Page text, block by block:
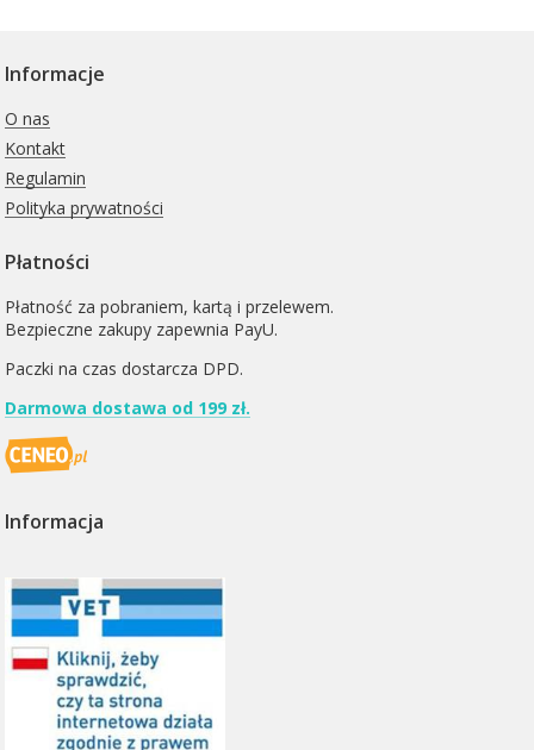
Informacje
O nas
Kontakt
Regulamin
Polityka prywatności
Płatności
Płatność za pobraniem, kartą i przelewem.
Bezpieczne zakupy zapewnia PayU.
Paczki na czas dostarcza DPD.
Darmowa dostawa od 199 zł.
Informacja